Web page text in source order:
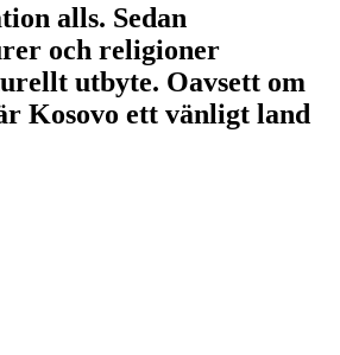
alls. Sedan
och religioner
utbyte. Oavsett om
Kosovo ett vänligt land